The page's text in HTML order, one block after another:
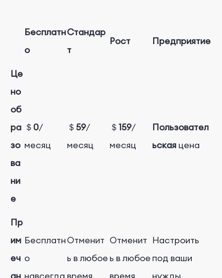
Бесплатн
о
Стандар
т
Рост Предприятие
Це
но
об
ра
зо
ва
ни
е
＄ 0/
месяц
＄ 59/
месяц
＄159/
месяц
Пользовател
ьская цена
Пр
им
еч
Бесплатн
о
Отменит
ь в любое
Отменит
ь в любое
Настроить
под ваши